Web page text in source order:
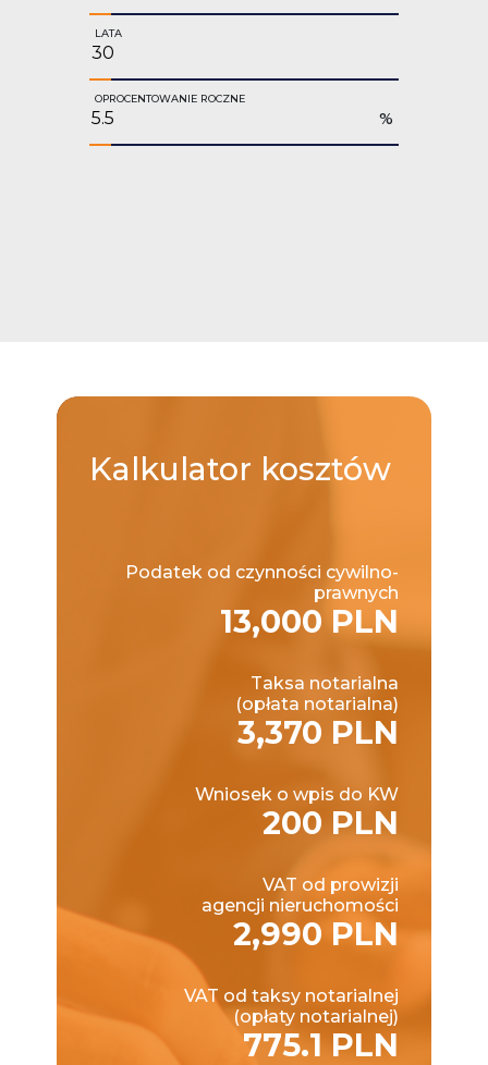
LATA
OPROCENTOWANIE ROCZNE
%
Kalkulator kosztów
Podatek od czynności cywilno-
prawnych
13,000 PLN
Taksa notarialna
(opłata notarialna)
3,370 PLN
Wniosek o wpis do KW
200 PLN
VAT od prowizji
agencji nieruchomości
2,990 PLN
VAT od taksy notarialnej
(opłaty notarialnej)
775.1 PLN